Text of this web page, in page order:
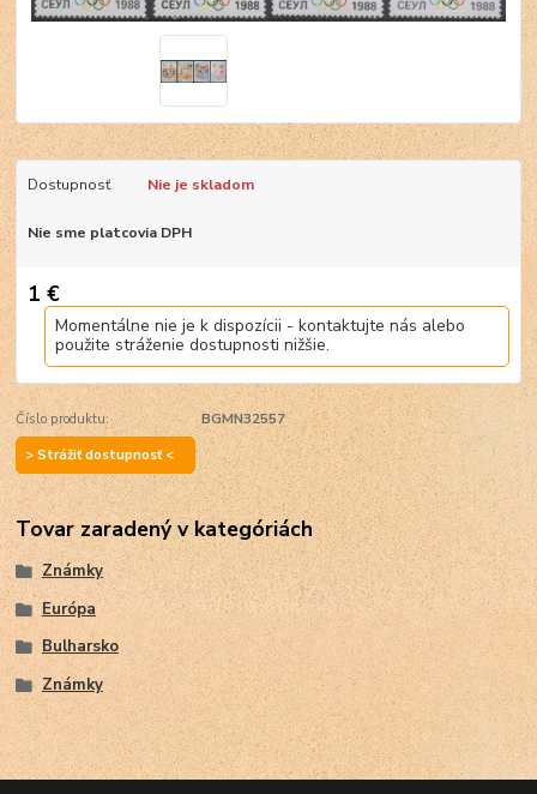
Dostupnosť Nie je skladom
Nie sme platcovia DPH
1 €
Momentálne nie je k dispozícii - kontaktujte nás alebo
použite stráženie dostupnosti nižšie.
Číslo produktu:
BGMN32557
> Strážiť dostupnosť <
Tovar zaradený v kategóriách
Známky
Európa
Bulharsko
Známky